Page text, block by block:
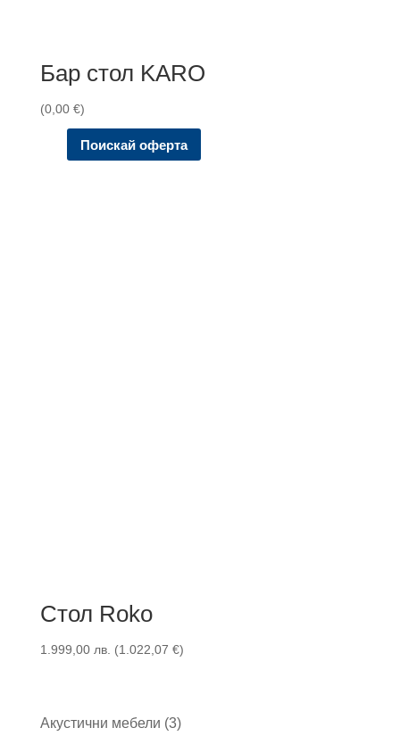
Бар стол KARO
(0,00 €)
Поискай оферта
Стол Roko
1.999,00 лв. (1.022,07 €)
Акустични мебели 33